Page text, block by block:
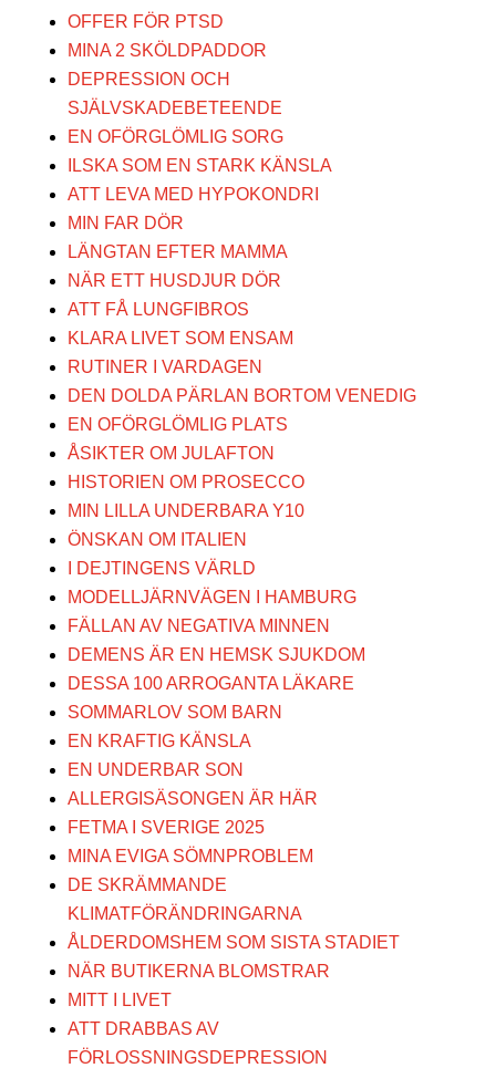
OFFER FÖR PTSD
MINA 2 SKÖLDPADDOR
DEPRESSION OCH
SJÄLVSKADEBETEENDE
EN OFÖRGLÖMLIG SORG
ILSKA SOM EN STARK KÄNSLA
ATT LEVA MED HYPOKONDRI
MIN FAR DÖR
LÄNGTAN EFTER MAMMA
NÄR ETT HUSDJUR DÖR
ATT FÅ LUNGFIBROS
KLARA LIVET SOM ENSAM
RUTINER I VARDAGEN
DEN DOLDA PÄRLAN BORTOM VENEDIG
EN OFÖRGLÖMLIG PLATS
ÅSIKTER OM JULAFTON
HISTORIEN OM PROSECCO
MIN LILLA UNDERBARA Y10
ÖNSKAN OM ITALIEN
I DEJTINGENS VÄRLD
MODELLJÄRNVÄGEN I HAMBURG
FÄLLAN AV NEGATIVA MINNEN
DEMENS ÄR EN HEMSK SJUKDOM
DESSA 100 ARROGANTA LÄKARE
SOMMARLOV SOM BARN
EN KRAFTIG KÄNSLA
EN UNDERBAR SON
ALLERGISÄSONGEN ÄR HÄR
FETMA I SVERIGE 2025
MINA EVIGA SÖMNPROBLEM
DE SKRÄMMANDE
KLIMATFÖRÄNDRINGARNA
ÅLDERDOMSHEM SOM SISTA STADIET
NÄR BUTIKERNA BLOMSTRAR
MITT I LIVET
ATT DRABBAS AV
FÖRLOSSNINGSDEPRESSION